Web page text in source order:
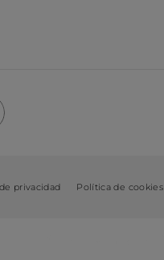
privacidad Política de cookies